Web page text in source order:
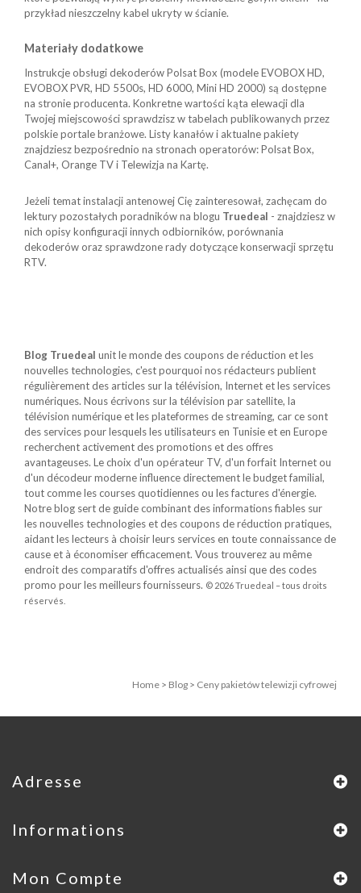
przykład nieszczelny kabel ukryty w ścianie.
Materiały dodatkowe
Instrukcje obsługi dekoderów Polsat Box (modele EVOBOX HD,
EVOBOX PVR, HD 5500s, HD 6000, Mini HD 2000) są dostępne
na stronie producenta. Konkretne wartości kąta elewacji dla
Twojej miejscowości sprawdzisz w tabelach publikowanych przez
polskie portale branżowe. Listy kanałów i aktualne pakiety
znajdziesz bezpośrednio na stronach operatorów: Polsat Box,
Canal+, Orange TV i Telewizja na Kartę.
Jeżeli temat instalacji antenowej Cię zainteresował, zachęcam do
lektury pozostałych poradników na blogu Truedeal - znajdziesz w
nich opisy konfiguracji innych odbiorników, porównania
dekoderów oraz sprawdzone rady dotyczące konserwacji sprzętu
RTV.
Blog Truedeal unit le monde des coupons de réduction et les
nouvelles technologies, c'est pourquoi nos rédacteurs publient
régulièrement des articles sur la télévision, Internet et les services
numériques. Nous écrivons sur la télévision par satellite, la
télévision numérique et les plateformes de streaming, car ce sont
des services pour lesquels les utilisateurs en Tunisie et en Europe
recherchent activement des promotions et des offres
avantageuses. Le choix d'un opérateur TV, d'un forfait Internet ou
d'un décodeur moderne influence directement le budget familial,
tout comme les courses quotidiennes ou les factures d'énergie.
Notre blog sert de guide combinant des informations fiables sur
les nouvelles technologies et des coupons de réduction pratiques,
aidant les lecteurs à choisir leurs services en toute connaissance de
cause et à économiser efficacement. Vous trouverez au même
endroit des comparatifs d'offres actualisés ainsi que des codes
promo pour les meilleurs fournisseurs. © 2026 Truedeal – tous droits
réservés.
Home > Blog > Ceny pakietów telewizji cyfrowej
Adresse
Informations
Mon Compte